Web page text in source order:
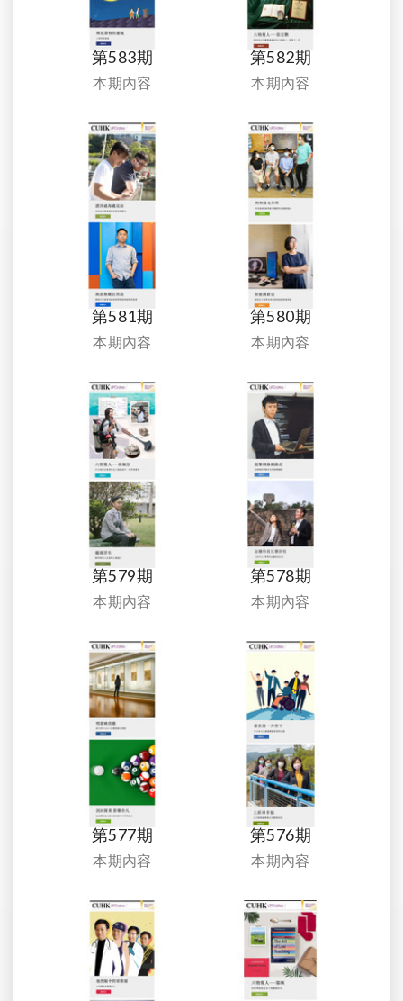
第583期
本期內容
第582期
本期內容
第581期
本期內容
第580期
本期內容
第579期
本期內容
第578期
本期內容
第577期
本期內容
第576期
本期內容